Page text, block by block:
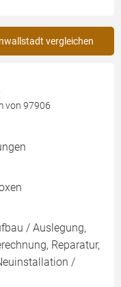
vergleichen
von 97906
/ Auslegung,
Reparatur,
/